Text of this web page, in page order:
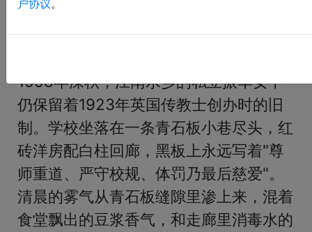
背景色：
1958年深秋，江南水乡的私立振华女中
仍保留着1923年英国传教士创办时的旧
制。学校坐落在一条青石板小巷尽头，红
砖洋房配白柱回廊，黑板上永远写着"尊
师重道、严守校规、体罚乃最后慈爱"。
清晨的雾气从青石板缝隙里渗上来，混着
食堂飘出的豆浆香气，和走廊里消毒水的
户协议。